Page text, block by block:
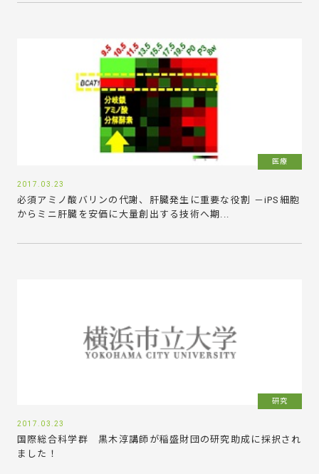
医療
2017.03.23
必須アミノ酸バリンの代謝、肝臓発生に重要な役割 －iPS細胞
からミニ肝臓を安価に大量創出する技術へ期...
研究
2017.03.23
国際総合科学群 黒木淳講師が稲盛財団の研究助成に採択され
ました！